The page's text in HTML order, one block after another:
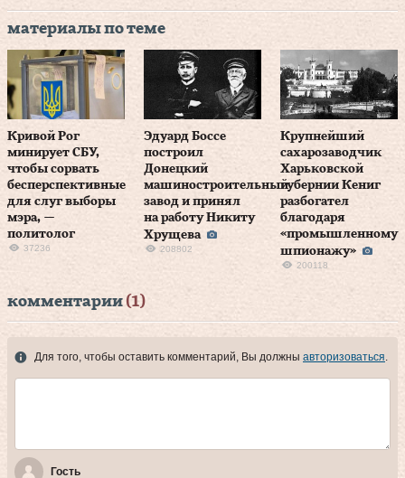
материалы по теме
Кривой Рог
минирует СБУ,
чтобы сорвать
бесперспективные
для слуг выборы
мэра, —
политолог
37236
Эдуард Боссе
построил
Донецкий
машиностроительный
завод и принял
на работу Никиту
Хрущева
208802
Крупнейший
сахарозаводчик
Харьковской
губернии Кениг
разбогател
благодаря
«промышленному
шпионажу»
200118
комментарии (1)
Для того, чтобы оставить комментарий, Вы должны авторизоваться.
Гость